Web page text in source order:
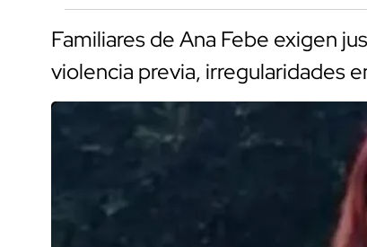
Familiares de Ana Febe exigen
violencia previa, irregularidades